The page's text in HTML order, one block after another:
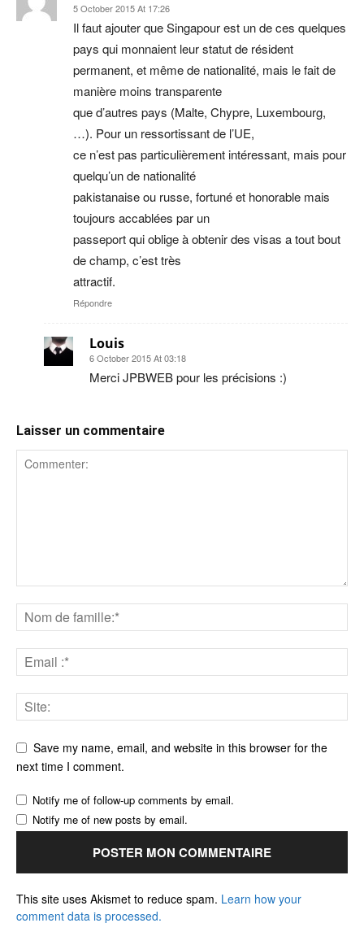
5 October 2015 At 17:26
Il faut ajouter que Singapour est un de ces quelques
pays qui monnaient leur statut de résident
permanent, et même de nationalité, mais le fait de
manière moins transparente
que d’autres pays (Malte, Chypre, Luxembourg,
…). Pour un ressortissant de l’UE,
ce n’est pas particulièrement intéressant, mais pour
quelqu’un de nationalité
pakistanaise ou russe, fortuné et honorable mais
toujours accablées par un
passeport qui oblige à obtenir des visas a tout bout
de champ, c’est très
attractif.
Répondre
Louis
6 October 2015 At 03:18
Merci JPBWEB pour les précisions :)
Laisser un commentaire
Save my name, email, and website in this browser for the
next time I comment.
Notify me of follow-up comments by email.
Notify me of new posts by email.
This site uses Akismet to reduce spam. Learn how your
comment data is processed.